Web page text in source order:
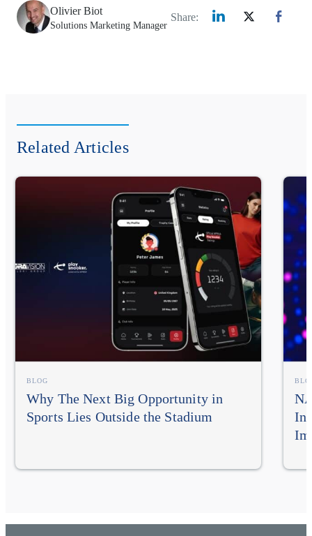
Olivier Biot
Solutions Marketing Manager
Share:
Related Articles
BLOG
Why The Next Big Opportunity in
Sports Lies Outside the Stadium